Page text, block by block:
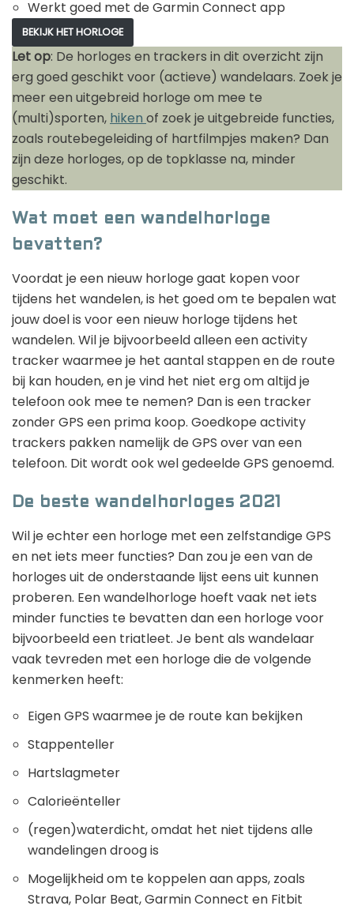
Werkt goed met de Garmin Connect app
BEKIJK HET HORLOGE
Let op: De horloges en trackers in dit overzicht zijn
erg goed geschikt voor (actieve) wandelaars. Zoek je
meer een uitgebreid horloge om mee te
(multi)sporten, hiken of zoek je uitgebreide functies,
zoals routebegeleiding of hartfilmpjes maken? Dan
zijn deze horloges, op de topklasse na, minder
geschikt.
Wat moet een wandelhorloge
bevatten?
Voordat je een nieuw horloge gaat kopen voor
tijdens het wandelen, is het goed om te bepalen wat
jouw doel is voor een nieuw horloge tijdens het
wandelen. Wil je bijvoorbeeld alleen een activity
tracker waarmee je het aantal stappen en de route
bij kan houden, en je vind het niet erg om altijd je
telefoon ook mee te nemen? Dan is een tracker
zonder GPS een prima koop. Goedkope activity
trackers pakken namelijk de GPS over van een
telefoon. Dit wordt ook wel gedeelde GPS genoemd.
De beste wandelhorloges 2021
Wil je echter een horloge met een zelfstandige GPS
en net iets meer functies? Dan zou je een van de
horloges uit de onderstaande lijst eens uit kunnen
proberen. Een wandelhorloge hoeft vaak net iets
minder functies te bevatten dan een horloge voor
bijvoorbeeld een triatleet. Je bent als wandelaar
vaak tevreden met een horloge die de volgende
kenmerken heeft:
Eigen GPS waarmee je de route kan bekijken
Stappenteller
Hartslagmeter
Calorieënteller
(regen)waterdicht, omdat het niet tijdens alle
wandelingen droog is
Mogelijkheid om te koppelen aan apps, zoals
Strava, Polar Beat, Garmin Connect en Fitbit